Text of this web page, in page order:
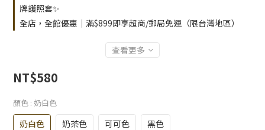
牌護照套✨
全店，全館優惠｜滿$899即享超商/郵局免運（限台灣地區）
查看更多
NT$580
顏色 : 奶白色
奶白色 奶茶色 可可色 黑色